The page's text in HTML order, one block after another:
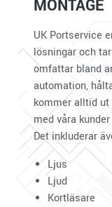
MONTAGE
UK Portservice
lösningar och
omfattar bland
automation,
kommer alltid
med våra
Det inkluderar
Ljus
Ljud
Kortläsare